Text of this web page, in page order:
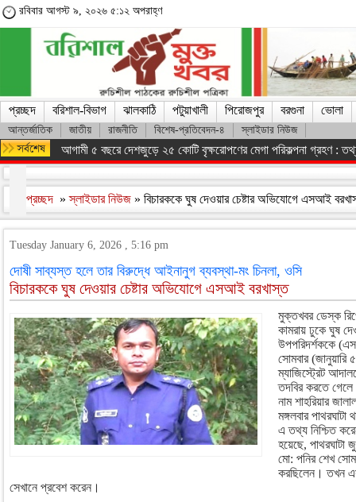
রবিবার আগস্ট ৯, ২০২৬ ৫:১২ অপরাহ্ণ
প্রচ্ছদ বরিশাল-বিভাগ ঝালকাঠি পটুয়াখালী পিরোজপুর বরগুনা ভোলা
আন্তর্জাতিক জাতীয় রাজনীতি বিশেষ-প্রতিবেদন-৪ স্লাইডার নিউজ
আগামী ৫ বছরে দেশজুড়ে ২৫ কোটি বৃক্ষরোপণের মেগা পরিকল্পনা গ্রহণ :
প্রচ্ছদ »স্লাইডার নিউজ » বিচারককে ঘুষ দেওয়ার চেষ্টার অভিযোগে এসআই
Tuesday January 6, 2026 , 5:16 pm
দোষী সাব্যস্ত হলে তার বিরুদ্ধে আইনানুগ ব্যবস্থা-মং চিনলা, ওসি
বিচারককে ঘুষ দেওয়ার চেষ্টার অভিযোগে এসআই বরখাস্ত
মুক্তখবর ডেস্ক
কামরায় ঢুকে ঘুষ
উপপরিদর্শককে
সোমবার (জানুয়ারি
ম্যাজিস্ট্রেট
তদবির করতে
নাম শাহরিয়ার
মঙ্গলবার পাথরঘাটা
এ তথ্য নিশ্চিত
হয়েছে, পাথরঘাটা
মো: পনির শেখ
করছিলেন। তখন
সেখানে প্রবেশ করেন।